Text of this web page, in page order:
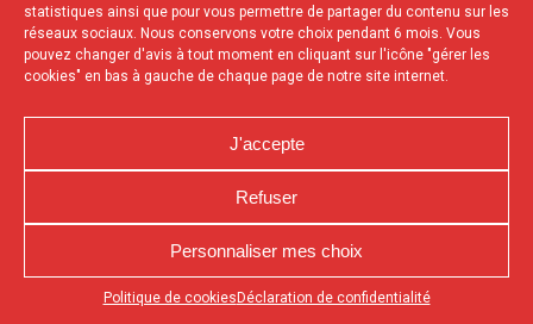
statistiques ainsi que pour vous permettre de partager du contenu sur les
réseaux sociaux. Nous conservons votre choix pendant 6 mois. Vous
pouvez changer d'avis à tout moment en cliquant sur l'icône "gérer les
cookies" en bas à gauche de chaque page de notre site internet.
J'accepte
Refuser
Personnaliser mes choix
Politique de cookies Déclaration de confidentialité
Appuyez sur le bouton partager en bas de votre